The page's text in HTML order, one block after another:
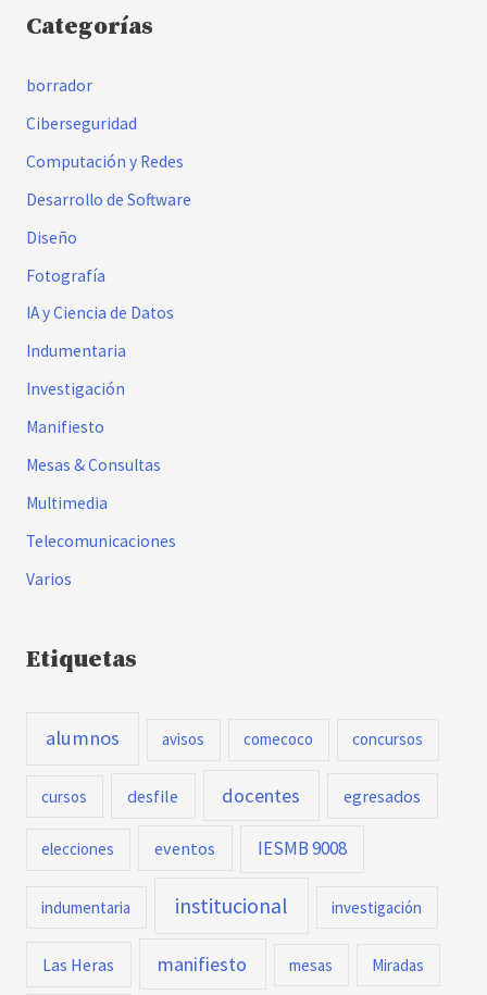
Categorías
borrador
Ciberseguridad
Computación y Redes
Desarrollo de Software
Diseño
Fotografía
IA y Ciencia de Datos
Indumentaria
Investigación
Manifiesto
Mesas & Consultas
Multimedia
Telecomunicaciones
Varios
Etiquetas
alumnos avisos comecoco concursos
cursos desfile docentes egresados
elecciones eventos IESMB 9008
indumentaria institucional investigación
Las Heras manifiesto mesas Miradas